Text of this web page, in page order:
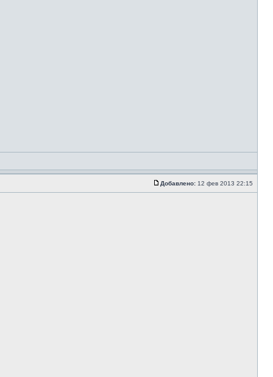
Добавлено: 12 фев 2013 22:15